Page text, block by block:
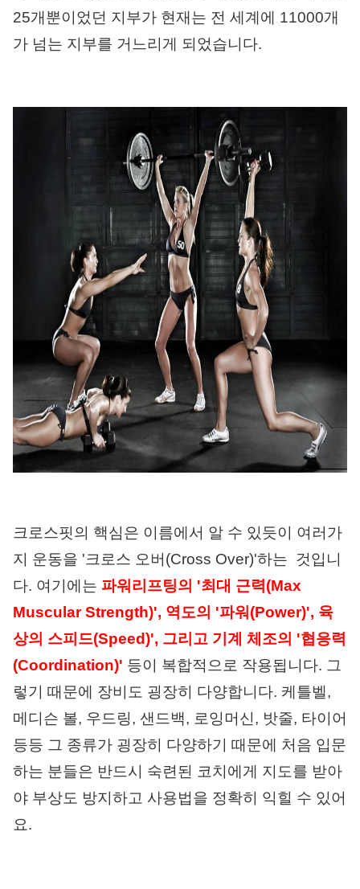
25개뿐이었던 지부가 현재는 전 세계에 11000개
가 넘는 지부를 거느리게 되었습니다.
크로스핏의 핵심은 이름에서 알 수 있듯이 여러가
지 운동을 '크로스 오버(Cross Over)'하는 것입니
다. 여기에는 파워리프팅의 '최대 근력(Max
Muscular Strength)', 역도의 '파워(Power)', 육
상의 스피드(Speed)', 그리고 기계 체조의 '협응력
(Coordination)' 등이 복합적으로 작용됩니다. 그
렇기 때문에 장비도 굉장히 다양합니다. 케틀벨,
메디슨 볼, 우드링, 샌드백, 로잉머신, 밧줄, 타이어
등등 그 종류가 굉장히 다양하기 때문에 처음 입문
하는 분들은 반드시 숙련된 코치에게 지도를 받아
야 부상도 방지하고 사용법을 정확히 익힐 수 있어
요.